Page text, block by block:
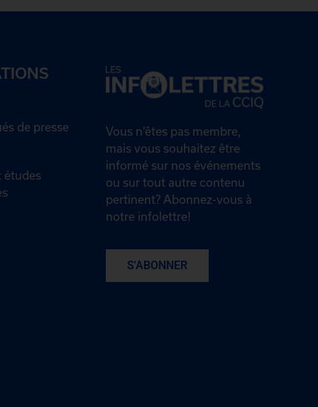
de presse
études
Vous n’êtes pas membre,
mais vous souhaitez être
informé sur nos événements
ou sur tout autre contenu
pertinent? Abonnez-vous à
notre infolettre!
S'ABONNER